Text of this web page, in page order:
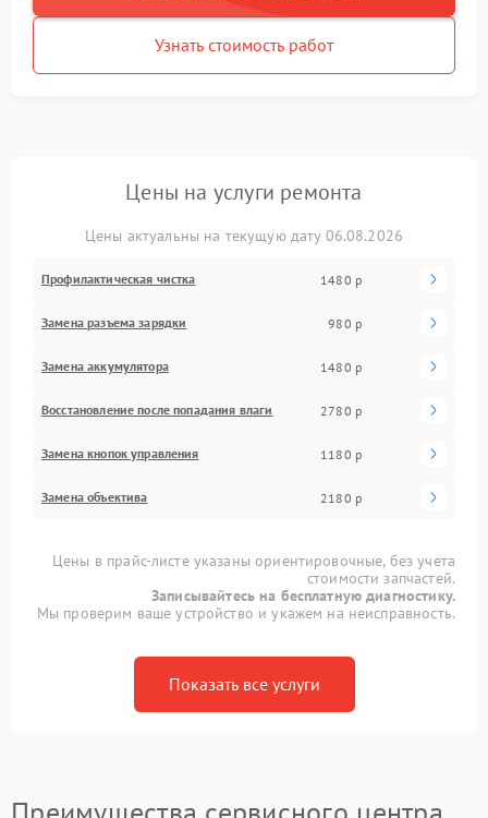
Узнать стоимость работ
Цены на услуги ремонта
Цены актуальны на текущую дату 06.08.2026
Профилактическая чистка 1480 р
Замена разъема зарядки 980 р
Замена аккумулятора 1480 р
Восстановление после попадания влаги 2780 р
Замена кнопок управления 1180 р
Замена объектива 2180 р
Цены в прайс-листе указаны ориентировочные, без учета
стоимости запчастей.
Записывайтесь на бесплатную диагностику.
Мы проверим ваше устройство и укажем на неисправность.
Показать все услуги